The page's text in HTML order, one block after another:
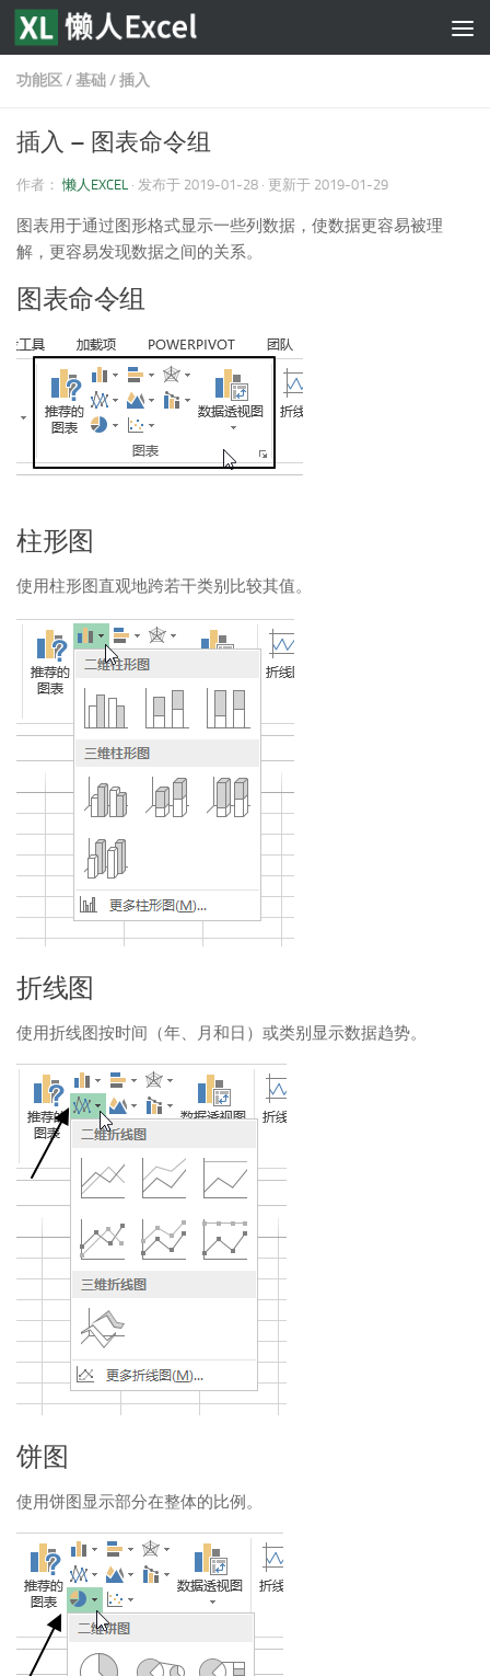
跳至内容
功能区/基础/插入
插入 – 图表命令组
作者： 懒人EXCEL · 发布于 2019-01-28 · 更新于 2019-01-29
图表用于通过图形格式显示一些列数据，使数据更容易被理
解，更容易发现数据之间的关系。
图表命令组
柱形图
使用柱形图直观地跨若干类别比较其值。
折线图
使用折线图按时间（年、月和日）或类别显示数据趋势。
饼图
使用饼图显示部分在整体的比例。